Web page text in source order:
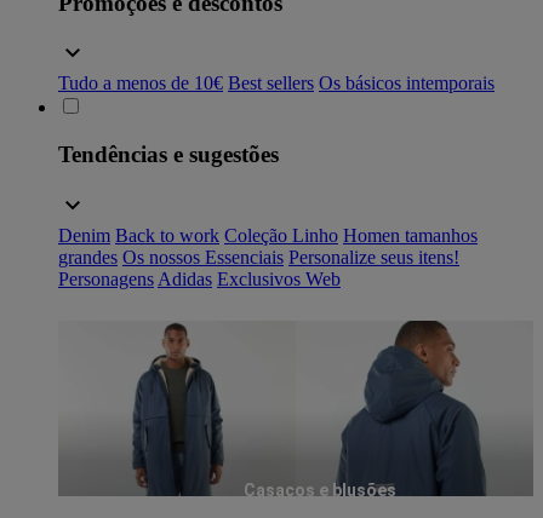
Tudo a menos de 10€ Best sellers Os básicos intemporais
Tendências e sugestões
Denim Back to work Coleção Linho Homen tamanhos
grandes Os nossos Essenciais Personalize seus itens!
Personagens Adidas Exclusivos Web
Casacos e blusões